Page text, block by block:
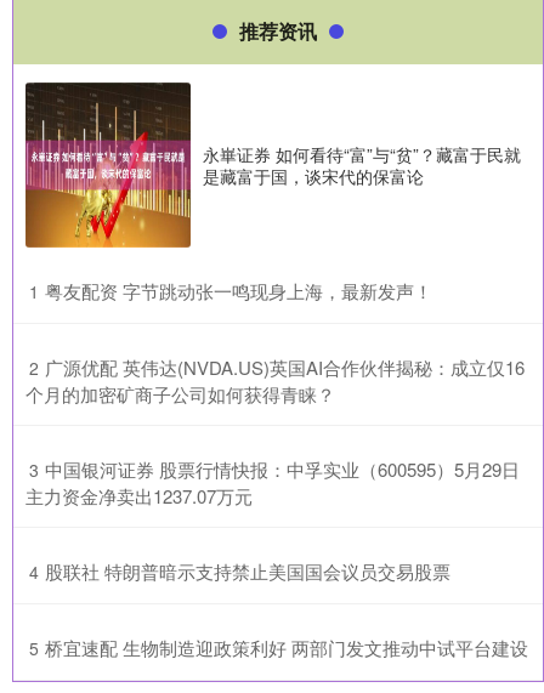
推荐资讯
永崋证券 如何看待“富”与“贫”？藏富于民就
是藏富于国，谈宋代的保富论
1 ​粤友配资 字节跳动张一鸣现身上海，最新发声！
2 ​广源优配 英伟达(NVDA.US)英国AI合作伙伴揭秘：成立仅16
个月的加密矿商子公司如何获得青睐？
3 ​中国银河证券 股票行情快报：中孚实业（600595）5月29日
主力资金净卖出1237.07万元
4 ​股联社 特朗普暗示支持禁止美国国会议员交易股票
5 ​桥宜速配 生物制造迎政策利好 两部门发文推动中试平台建设